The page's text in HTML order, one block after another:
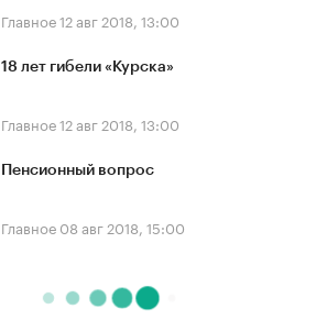
Главное12 авг 2018, 13:00
18 лет гибели «Курска»
Главное12 авг 2018, 13:00
Пенсионный вопрос
Главное 08 авг 2018, 15:00